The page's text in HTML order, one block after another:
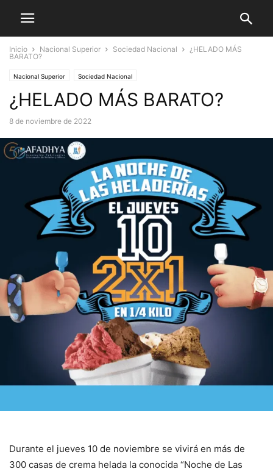
Inicio Nacional Superior Sociedad Nacional
¿HELADO MÁS
BARATO?
Nacional Superior Sociedad Nacional
¿HELADO MÁS BARATO?
8 de noviembre de 2022
Durante el jueves 10 de noviembre se vivirá en más de
300 casas de crema helada la conocida “Noche de Las